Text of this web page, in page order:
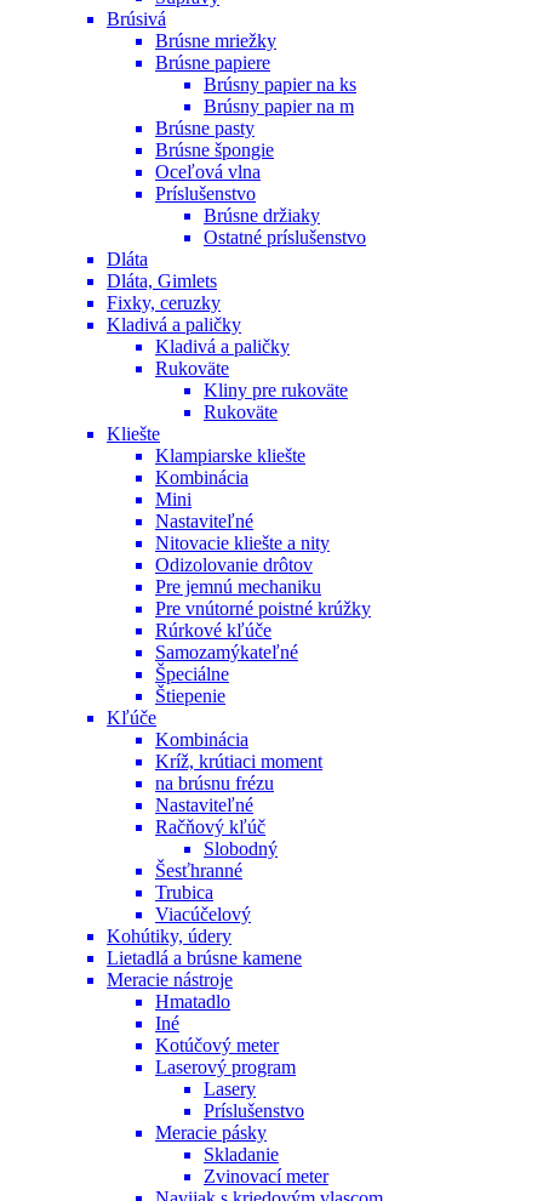
Brúsivá
Brúsne mriežky
Brúsne papiere
Brúsny papier na ks
Brúsny papier na m
Brúsne pasty
Brúsne špongie
Oceľová vlna
Príslušenstvo
Brúsne držiaky
Ostatné príslušenstvo
Dláta
Dláta, Gimlets
Fixky, ceruzky
Kladivá a paličky
Kladivá a paličky
Rukoväte
Kliny pre rukoväte
Rukoväte
Kliešte
Klampiarske kliešte
Kombinácia
Mini
Nastaviteľné
Nitovacie kliešte a nity
Odizolovanie drôtov
Pre jemnú mechaniku
Pre vnútorné poistné krúžky
Rúrkové kľúče
Samozamýkateľné
Špeciálne
Štiepenie
Kľúče
Kombinácia
Kríž, krútiaci moment
na brúsnu frézu
Nastaviteľné
Račňový kľúč
Slobodný
Šesťhranné
Trubica
Viacúčelový
Kohútiky, údery
Lietadlá a brúsne kamene
Meracie nástroje
Hmatadlo
Iné
Kotúčový meter
Laserový program
Lasery
Príslušenstvo
Meracie pásky
Skladanie
Zvinovací meter